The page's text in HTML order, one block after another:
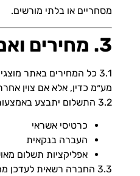
מסחריים או בלתי מורשים.
3. מחירים ואמצעי תשלום
3.1 כל המחירים באתר
מע״מ כדין, אלא אם צוין
3.2 התשלום יתבצע באמצעות:
כרטיסי אשראי
העברה בנקאית
אפליקציות תשלום
3.3 החברה רשאית לעדכן